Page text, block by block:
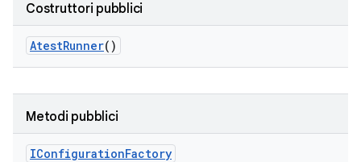
Costruttori pubblici
AtestRunner()
Metodi pubblici
IConfigurationFactory